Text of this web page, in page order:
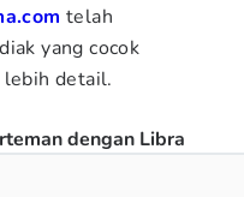
telah
yang cocok
lebih detail.
dengan Libra